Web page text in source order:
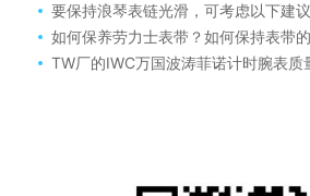
要保持浪琴表链光滑，可考虑以下建议
如何保养劳力士表带？如何保持表带
TW厂的IWC万国波涛菲诺计时腕表质